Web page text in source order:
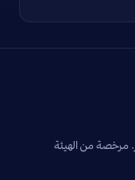
مرخصة من الهيئة